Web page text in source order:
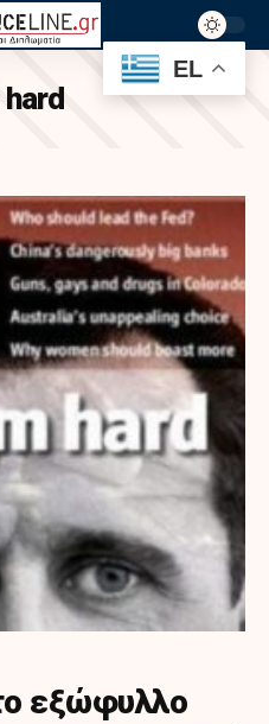
hard
εξώφυλλο
EL